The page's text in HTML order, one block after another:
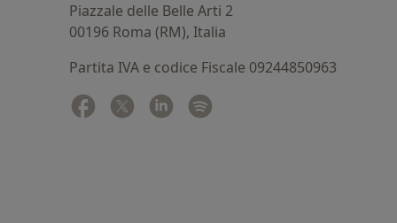
Piazzale delle Belle Arti 2
00196 Roma (RM), Italia
Partita IVA e codice Fiscale 09244850963
Facebook
si apre in una nuova scheda
Twitter
si apre in una nuova scheda
Linkedin
si apre in una nuova scheda